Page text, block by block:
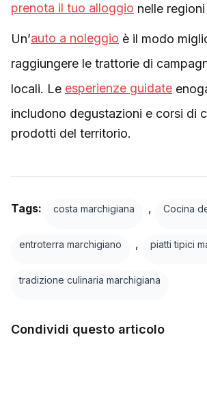
prenota il tuo alloggio nelle
Un’auto a noleggio è il modo
raggiungere le trattorie di
locali. Le esperienze guidate
includono degustazioni e corsi di
prodotti del territorio.
Tags: costa marchigiana , Cocina
entroterra marchigiano , piatti tipici
tradizione culinaria marchigiana
Condividi questo articolo